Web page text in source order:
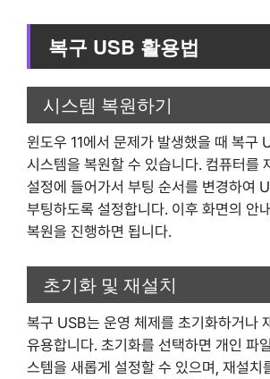
복구 USB 활용법
시스템 복원하기
윈도우 11에서 문제가 발생했을 때 복구
시스템을 복원할 수 있습니다. 컴퓨터를
설정에 들어가서 부팅 순서를 변경하여
부팅하도록 설정합니다. 이후 화면의 안
복원을 진행하면 됩니다.
초기화 및 재설치
복구 USB는 운영 체제를 초기화하거나
유용합니다. 초기화를 선택하면 개인 파
스템을 새롭게 설정할 수 있으며, 재설치